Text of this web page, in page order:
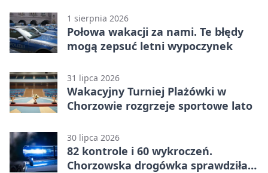
1 sierpnia 2026
Połowa wakacji za nami. Te błędy
mogą zepsuć letni wypoczynek
31 lipca 2026
Wakacyjny Turniej Plażówki w
Chorzowie rozgrzeje sportowe lato
30 lipca 2026
82 kontrole i 60 wykroczeń.
Chorzowska drogówka sprawdziła